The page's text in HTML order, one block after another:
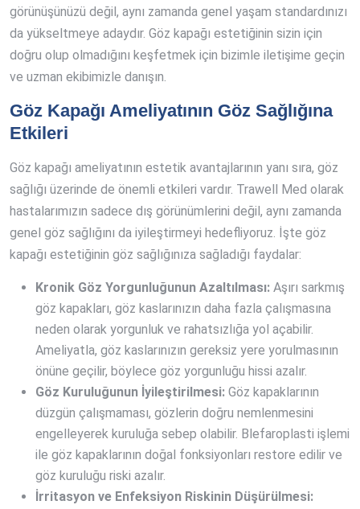
görünüşünüzü değil, aynı zamanda genel yaşam standardınızı
da yükseltmeye adaydır. Göz kapağı estetiğinin sizin için
doğru olup olmadığını keşfetmek için bizimle iletişime geçin
ve uzman ekibimizle danışın.
Göz Kapağı Ameliyatının Göz Sağlığına
Etkileri
Göz kapağı ameliyatının estetik avantajlarının yanı sıra, göz
sağlığı üzerinde de önemli etkileri vardır. Trawell Med olarak
hastalarımızın sadece dış görünümlerini değil, aynı zamanda
genel göz sağlığını da iyileştirmeyi hedefliyoruz. İşte göz
kapağı estetiğinin göz sağlığınıza sağladığı faydalar:
Kronik Göz Yorgunluğunun Azaltılması: Aşırı sarkmış
göz kapakları, göz kaslarınızın daha fazla çalışmasına
neden olarak yorgunluk ve rahatsızlığa yol açabilir.
Ameliyatla, göz kaslarınızın gereksiz yere yorulmasının
önüne geçilir, böylece göz yorgunluğu hissi azalır.
Göz Kuruluğunun İyileştirilmesi: Göz kapaklarının
düzgün çalışmaması, gözlerin doğru nemlenmesini
engelleyerek kuruluğa sebep olabilir. Blefaroplasti işlemi
ile göz kapaklarının doğal fonksiyonları restore edilir ve
göz kuruluğu riski azalır.
İrritasyon ve Enfeksiyon Riskinin Düşürülmesi: